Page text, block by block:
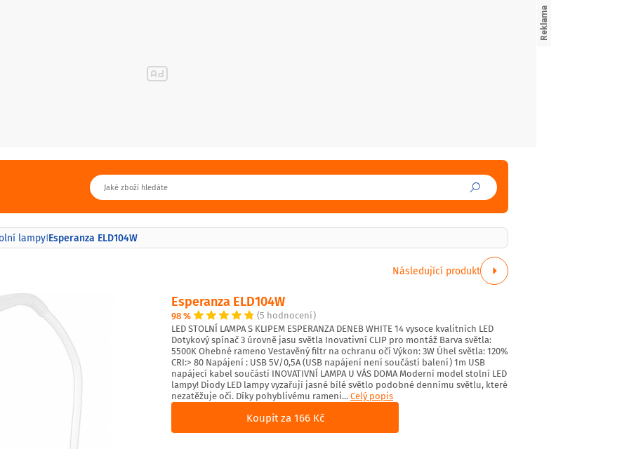
lampy|Esperanza ELD104W
Následující produkt
Esperanza ELD104W
98 %
(5 hodnocení)
LED STOLNÍ LAMPA S KLIPEM ESPERANZA DENEB WHITE 14 vysoce kvalitních LED
Dotykový spínač 3 úrovně jasu světla Inovativní CLIP pro montáž Barva světla:
5500K Ohebné rameno Vestavěný filtr na ochranu očí Výkon: 3W Úhel světla: 120%
CRI:> 80 Napájení : USB 5V/0,5A (USB napájení není součástí balení) 1m USB
napájecí kabel součástí INOVATIVNÍ LAMPA U VÁS DOMA Moderní model stolní LED
lampy! Diody LED lampy vyzařují jasné bílé světlo podobné dennímu světlu, které
nezatěžuje oči. Díky pohyblivému rameni...Celý popis
Koupit za 166 Kč